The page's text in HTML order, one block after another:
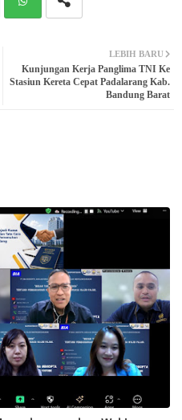
atsa
LEBIH BARU
Kunjungan Kerja Panglima TNI Ke
Stasiun Kereta Cepat Padalarang Kab.
Bandung Barat